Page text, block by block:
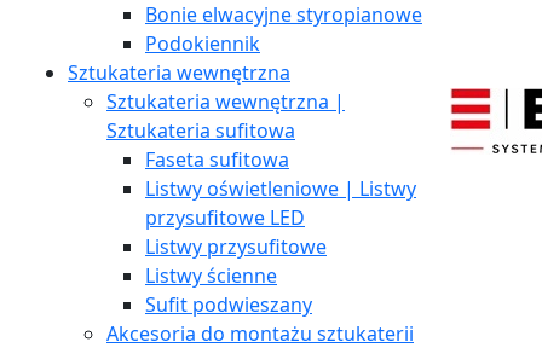
Bonie elwacyjne styropianowe
Podokiennik
Sztukateria wewnętrzna
Sztukateria wewnętrzna |
Sztukateria sufitowa
Faseta sufitowa
Listwy oświetleniowe | Listwy
przysufitowe LED
Listwy przysufitowe
Listwy ścienne
Sufit podwieszany
Akcesoria do montażu sztukaterii